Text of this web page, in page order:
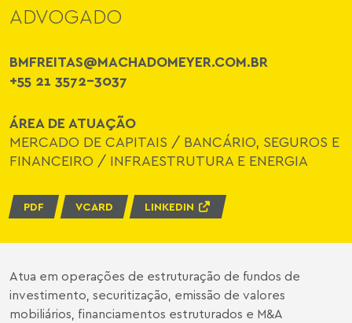
ADVOGADO
BMFREITAS@MACHADOMEYER.COM.BR
+55 21 3572-3037
ÁREA DE ATUAÇÃO
MERCADO DE CAPITAIS / BANCÁRIO, SEGUROS E
FINANCEIRO / INFRAESTRUTURA E ENERGIA
PDF VCARD LINKEDIN
Atua em operações de estruturação de fundos de
investimento, securitização, emissão de valores
mobiliários, financiamentos estruturados e M&A